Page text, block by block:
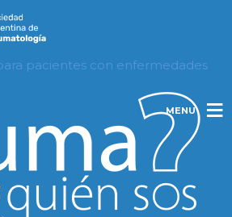
pacientes con enfermedades
MENU